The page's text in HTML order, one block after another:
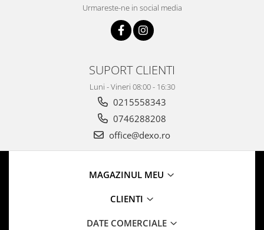
Urmareste-ne in social media
SUPORT CLIENTI
Luni - Vineri 08:00 - 16:30
0215558343
0746288208
office@dexo.ro
MAGAZINUL MEU
CLIENTI
DATE COMERCIALE